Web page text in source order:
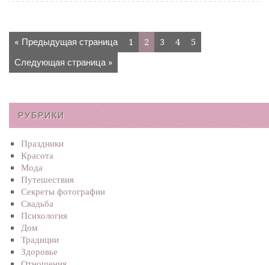
« Предыдущая страница 1 2 3 4
5
Следующая страница »
РУБРИКИ
Праздники
Красота
Мода
Путешествия
Секреты фотографии
Свадьба
Психология
Дом
Традиции
Здоровье